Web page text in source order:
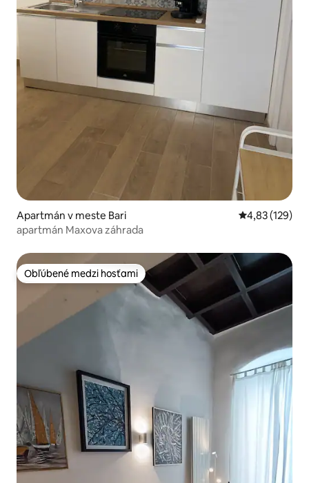
Apartmán v meste Bari Priemerné
4,83 (129)
apartmán Maxova záhrada
Obľúbené medzi hosťami
Obľúbené medzi hosťami